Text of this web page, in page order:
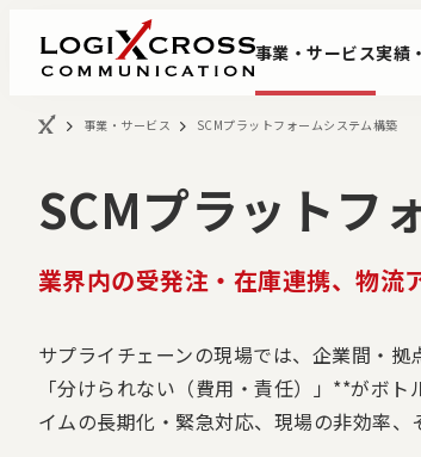
事業・サービス
事業改革DXコンサルティング デー
実績
会社概要 代表挨
事業・サービス SCMプラットフォームシステム構築
SCMプラットフ
業界内の受発注・在庫連携、物流
サプライチェーンの現場では、企業間・
「分けられない（費用・責任）」**がボ
イムの長期化・緊急対応、現場の非効率、